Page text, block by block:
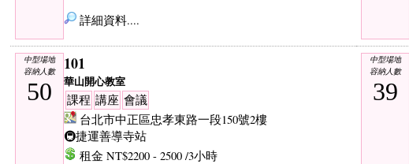
詳細資料....
中型場地
容納人數
50
101
華山開心教室
課程 講座 會議
台北市中正區忠孝東路一段150號2樓
🚇捷運善導寺站
租金 NT$2200 - 2500 /3小時
中型場地
容納人數
39